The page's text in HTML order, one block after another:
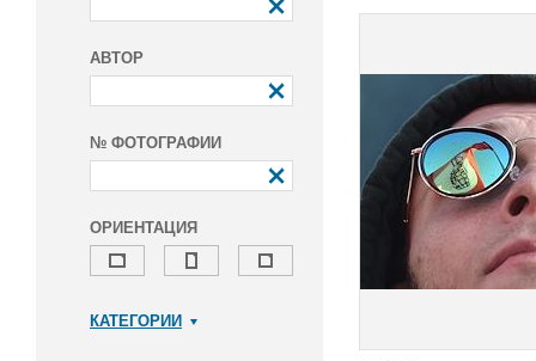
АВТОР
№ ФОТОГРАФИИ
ОРИЕНТАЦИЯ
КАТЕГОРИИ